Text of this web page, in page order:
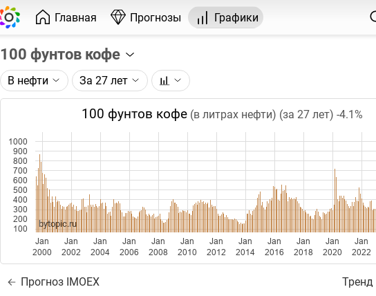
Главная Прогнозы Графики
100 фунтов кофе
Описание графика:
Цена фьючерса на кофе, торгуемого на ICE.
Каждая точка на графике - цена закрытия дня, недели или месяца.
Оптимальный таймфрейм (день, неделя, месяц) подбирается
при изменении глубины графика.
Данные добавляются ежедневно.
В нефти За 27 лет
100 фунтов кофе (в литрах нефти) (за 27 лет) -4.1%
Jan
2000
Jan
2002
Jan
2004
Jan
2006
Jan
2008
Jan
2010
Jan
2012
Jan
2014
Jan
2016
Jan
2018
Jan
2020
Jan
2022
100
200
300
400
500
600
700
800
900
1000
bytopic.ru
Прогноз IMOEX Тренд